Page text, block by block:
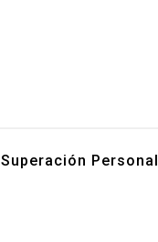
Superación Personal